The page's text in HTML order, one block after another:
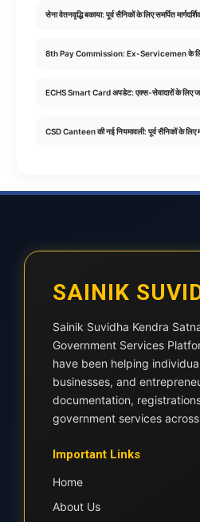
सेना वेतनवृद्धि बकाया: पूर्व सैनिकों के लिए समर्पित
8th Pay Commission: Ex-Servicemen के
ECHS Smart Card अपडेट: एक्स-सेवादारों के लिए
CSD Canteen की नई नियमावली: पूर्व सैनिकों के लिए
SAINIK
Sainik Suvidha Kendra
Government Services
have been helping
businesses, and
documentation,
government services
Important Links
Home
About Us